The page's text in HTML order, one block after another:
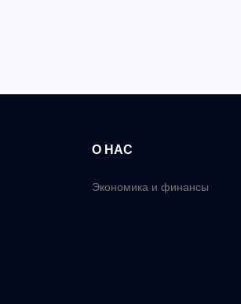
О НАС
Экономика и финансы